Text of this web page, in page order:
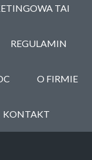
TAI
REGULAMIN
O FIRMIE
KONTAKT